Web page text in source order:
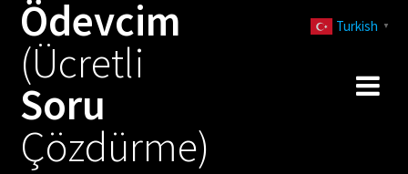
Ödevcim
(Ücretli
Soru
Çözdürme)
Turkish ▼